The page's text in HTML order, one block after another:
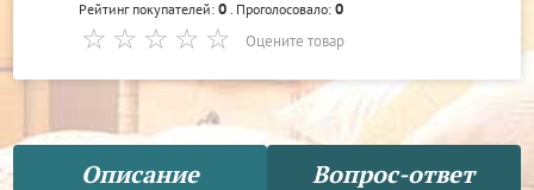
Рейтинг покупателей:0 . Проголосовало:0
Оцените товар
Описание Вопрос-ответ